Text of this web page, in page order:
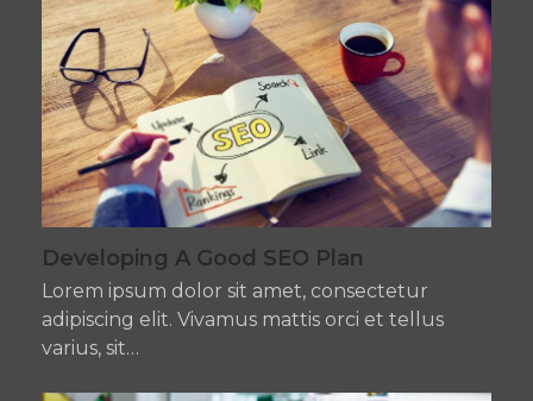
Developing A Good SEO Plan
Lorem ipsum dolor sit amet, consectetur
adipiscing elit. Vivamus mattis orci et tellus
varius, sit…